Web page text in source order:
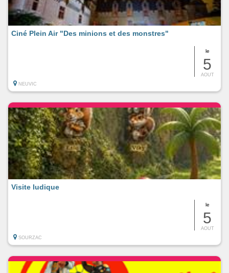
le
5
AOUT
Ciné Plein Air "Des minions et des monstres"
NEUVIC
le
5
AOUT
Visite ludique
SOURZAC